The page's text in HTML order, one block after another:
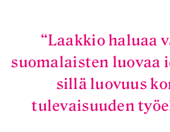
Laakkio haluaa
suomalaisten luovaa
sillä luovuus
tulevaisuuden